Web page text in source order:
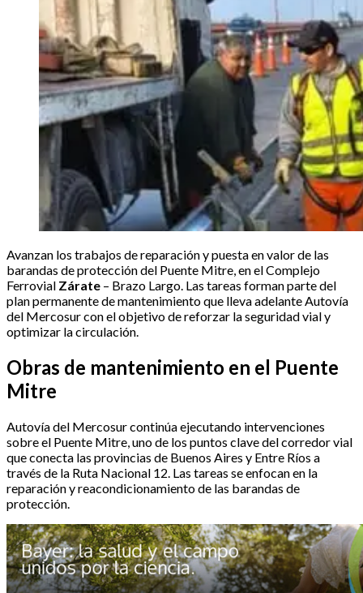
Avanzan los trabajos de reparación y puesta en valor de las
barandas de protección del Puente Mitre, en el Complejo
Ferrovial Zárate – Brazo Largo. Las tareas forman parte del
plan permanente de mantenimiento que lleva adelante Autovía
del Mercosur con el objetivo de reforzar la seguridad vial y
optimizar la circulación.
Obras de mantenimiento en el Puente
Mitre
Autovía del Mercosur continúa ejecutando intervenciones
sobre el Puente Mitre, uno de los puntos clave del corredor vial
que conecta las provincias de Buenos Aires y Entre Ríos a
través de la Ruta Nacional 12. Las tareas se enfocan en la
reparación y reacondicionamiento de las barandas de
protección.